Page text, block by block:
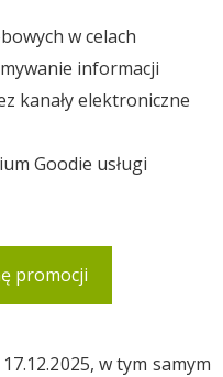
w celach
informacji
kanały elektroniczne
Goodie usługi
promocji
w tym samym